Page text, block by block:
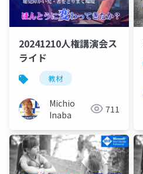
20241210人権講演会ス
ライド
教材
Michio
Inaba
711